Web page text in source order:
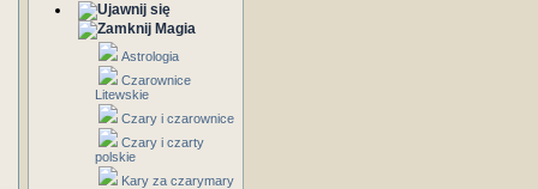
Magia
Astrologia
Czarownice
Litewskie
Czary i czarownice
Czary i czarty
polskie
Kary za czarymary